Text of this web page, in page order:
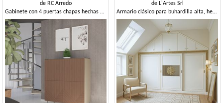
de RC Arredo
Gabinete con 4 puertas chapas hechas en 3D
de L'Artes Srl
Armario clásico para buhardilla alta, hecho a medida.